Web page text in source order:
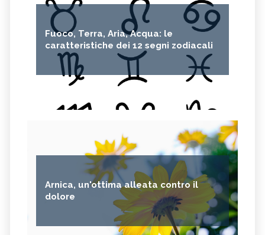
Fuoco, Terra, Aria, Acqua: le
caratteristiche dei 12 segni zodiacali
Arnica, un'ottima alleata contro il
dolore